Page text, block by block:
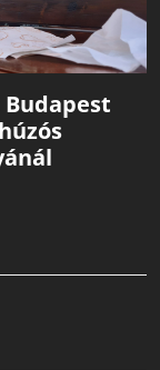
Budapest